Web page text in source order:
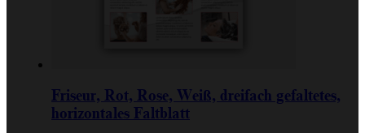
Friseur, Rot, Rose, Weiß, dreifach gefaltetes,
horizontales Faltblatt